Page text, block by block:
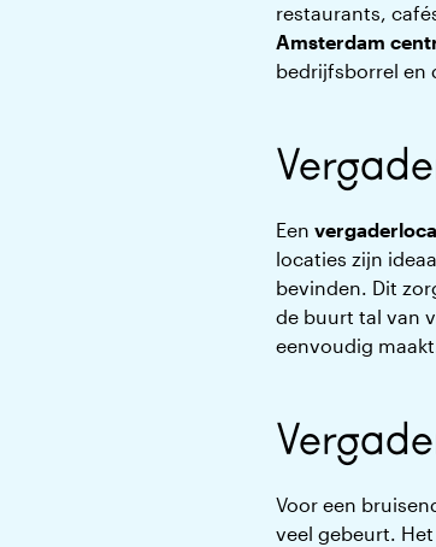
restaurants,
Amsterdam
bedrijfsborrel en
Een
locaties zijn
bevinden. Dit
de buurt tal van
eenvoudig
Voor een
veel gebeurt.